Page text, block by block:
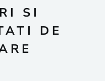
SI
DE